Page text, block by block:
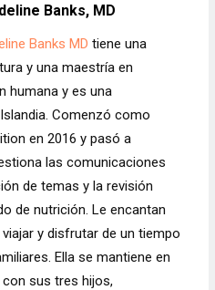
Banks, MD
Banks MD tiene una
y una maestría en
humana y es una
Comenzó como
en 2016 y pasó a
las comunicaciones
de temas y la revisión
de nutrición. Le encantan
y disfrutar de un tiempo
Ella se mantiene en
sus tres hijos,